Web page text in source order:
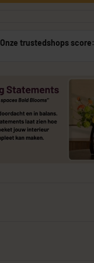
Onze trustedshops score: